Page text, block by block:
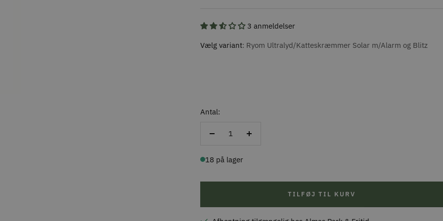
3 anmeldelser
Vælg variant Ryom Ultralyd/Katteskræmmer Solar m/Alarm og Blitz
Antal:
Reducer
Forøg
18 på lager
TILFØJ TIL KURV